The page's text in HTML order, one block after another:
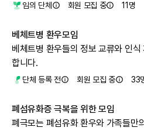
임의 단체 회원 모집 중 11 명
베체트병 환우모임
베체트병 환우들의 정보 교류와 인식
합니다.
단체 등록 전 회원 모집 중 33
폐섬유화증 극복을 위한 모임
폐극모는 폐섬유화 환우와 가족들만